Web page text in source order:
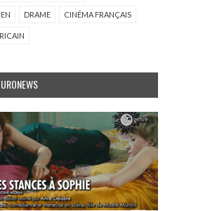
DRAME CINÉMA FRANÇAIS